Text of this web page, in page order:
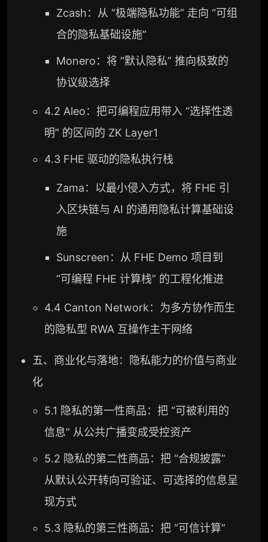
Zcash：从 “极端隐私功能” 走向 “可组
合的隐私基础设施”
Monero：将 “默认隐私” 推向极致的
协议级选择
4.2 Aleo：把可编程应用带入 “选择性透
明” 的区间的 ZK Layer1
4.3 FHE 驱动的隐私执行栈
Zama：以最小侵入方式，将 FHE 引
入区块链与 AI 的通用隐私计算基础设
施
Sunscreen：从 FHE Demo 项目到
“可编程 FHE 计算栈” 的工程化推进
4.4 Canton Network：为多方协作而生
的隐私型 RWA 互操作主干网络
五、商业化与落地：隐私能力的价值与商业
化
5.1 隐私的第一性商品：把 “可被利用的
信息” 从公共广播变成受控资产
5.2 隐私的第二性商品：把 “合规披露”
从默认公开转向可验证、可选择的信息呈
现方式
5.3 隐私的第三性商品：把 “可信计算”